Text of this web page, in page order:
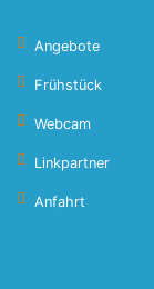
Angebote
Frühstück
Webcam
Linkpartner
Anfahrt